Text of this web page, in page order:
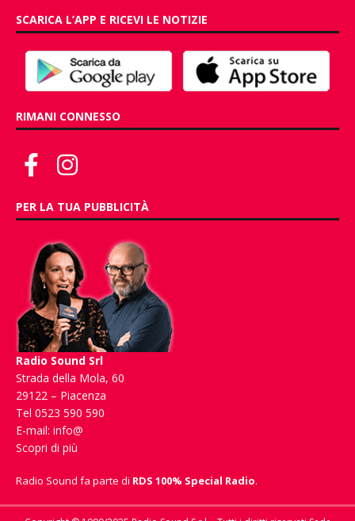
SCARICA L’APP E RICEVI LE NOTIZIE
RIMANI CONNESSO
PER LA TUA PUBBLICITÀ
Radio Sound Srl
Strada della Mola, 60
29122 – Piacenza
Tel 0523 590 590
E-mail: info@
Scopri di più
Radio Sound fa parte di RDS 100% Special Radio.